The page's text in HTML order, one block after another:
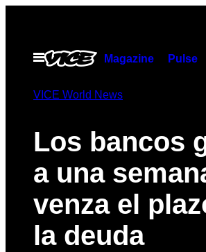
contenido
Abrir
Menú
Magazine Pulse
VICE World News
Los bancos
a una
venza el
la deuda